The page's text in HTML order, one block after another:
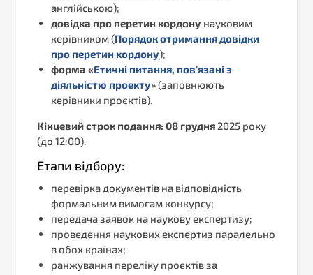
англійською);
довідка про перетин кордону науковим
керівником (Порядок отримання довідки
про перетин кордону);
форма «Етичні питання, пов’язані з
діяльністю проекту» (заповнюють
керівники проєктів).
Кінцевий строк подання: 08 грудня 2025 року
(до 12:00).
Етапи відбору:
перевірка документів на відповідність
формальним вимогам конкурсу;
передача заявок на наукову експертизу;
проведення наукових експертиз паралельно
в обох країнах;
ранжування переліку проєктів за